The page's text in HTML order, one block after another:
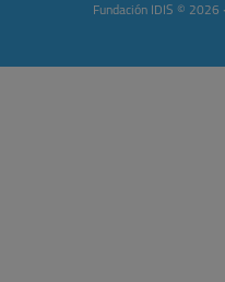
Fundación IDIS © 2026